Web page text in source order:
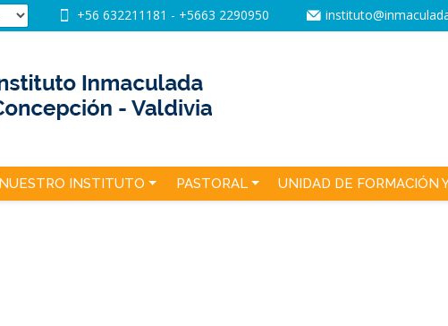
+56 632211181 - +5663 2290950
NUESTRO INSTITUTO PASTORAL UNIDAD DE FORMACIÓN